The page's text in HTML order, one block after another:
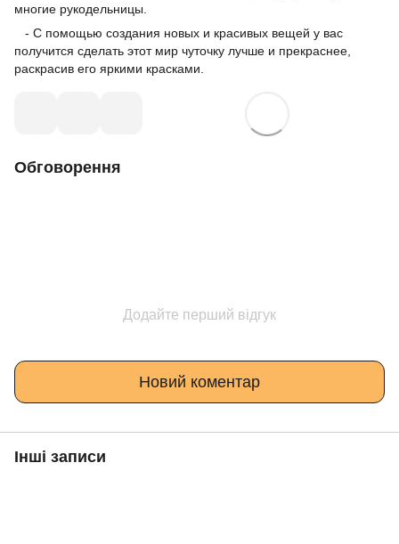
многие рукодельницы.
- С помощью создания новых и красивых вещей у вас
получится сделать этот мир чуточку лучше и прекраснее,
раскрасив его яркими красками.
Обговорення
Додайте перший відгук
Новий коментар
Інші записи